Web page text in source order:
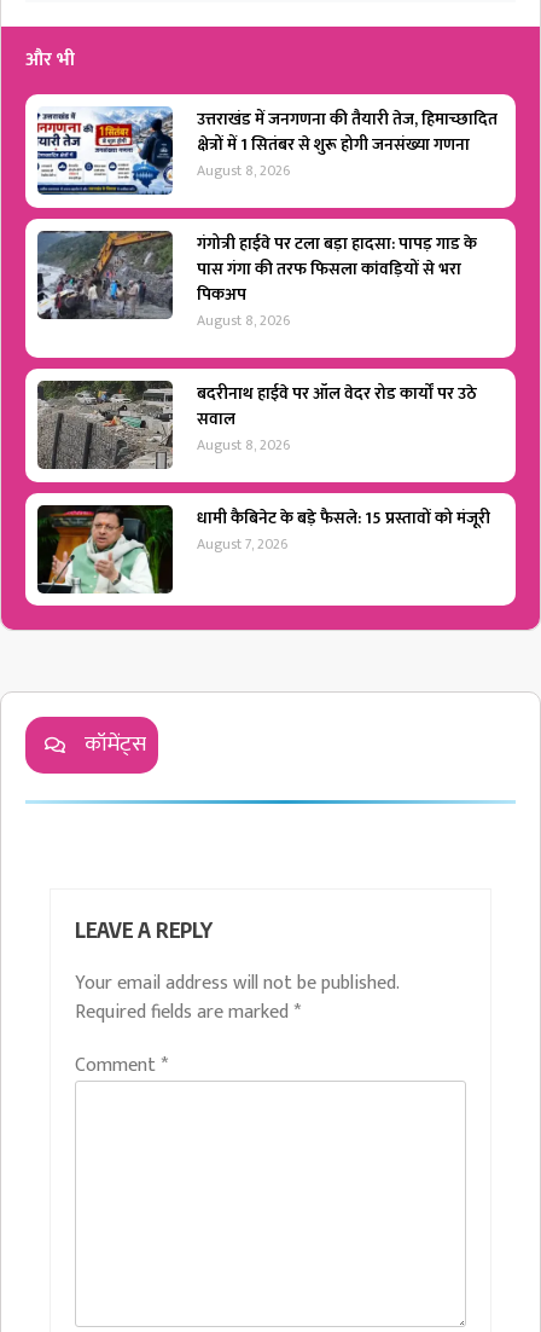
और भी
उत्तराखंड में जनगणना की तैयारी तेज, हिमाच्छादित
क्षेत्रों में 1 सितंबर से शुरू होगी जनसंख्या गणना
August 8, 2026
गंगोत्री हाईवे पर टला बड़ा हादसा: पापड़ गाड के
पास गंगा की तरफ फिसला कांवड़ियों से भरा
पिकअप
August 8, 2026
बदरीनाथ हाईवे पर ऑल वेदर रोड कार्यों पर उठे
सवाल
August 8, 2026
धामी कैबिनेट के बड़े फैसले: 15 प्रस्तावों को मंजूरी
August 7, 2026
कॉमेंट्स
LEAVE A REPLY
Your email address will not be published.
Required fields are marked *
Comment*